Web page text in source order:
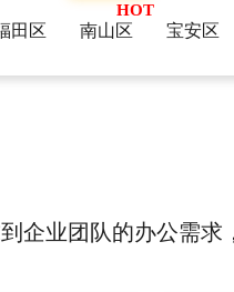
田区 南山区 宝安区
企业团队的办公需